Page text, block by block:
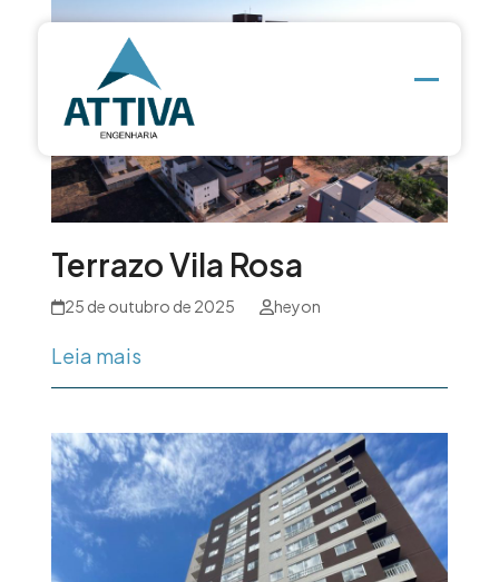
menu
menu
Terrazo Vila Rosa
25 de outubro de 2025 heyon
Leia mais